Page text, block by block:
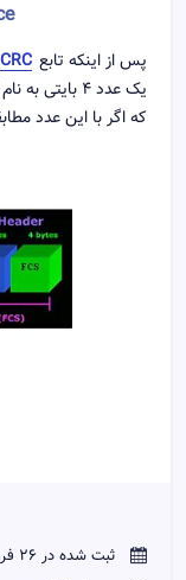
پس از اینکه تابع CRC
یک عدد 4 بایتی به نام FCS میدهد که تریلر فریم معرفی میشود
که اگر با این عدد
ثبت شده در 26 فروردین 1391